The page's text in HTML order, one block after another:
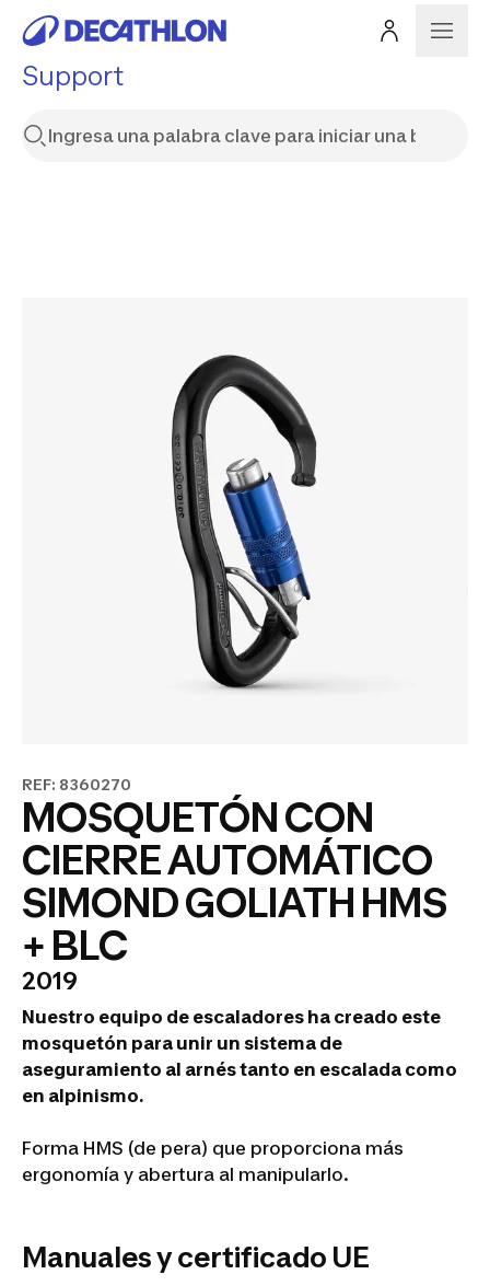
Support
REF: 8360270
MOSQUETÓN CON
CIERRE AUTOMÁTICO
SIMOND GOLIATH HMS
+ BLC
2019
Nuestro equipo de escaladores ha creado este
mosquetón para unir un sistema de
aseguramiento al arnés tanto en escalada como
en alpinismo.
Forma HMS (de pera) que proporciona más
ergonomía y abertura al manipularlo.
Manuales y certificado UE